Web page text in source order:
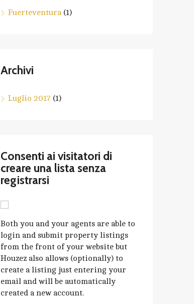
Fuerteventura(1)
Archivi
Luglio 2017 (1)
Consenti ai visitatori di
creare una lista senza
registrarsi
Both you and your agents are able to
login and submit property listings
from the front of your website but
Houzez also allows (optionally) to
create a listing just entering your
email and will be automatically
created a new account.